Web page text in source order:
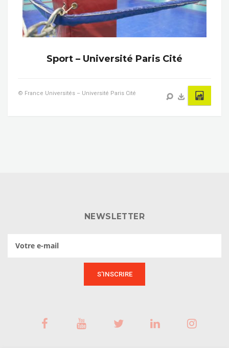
Sport – Université Paris Cité
© France Universités – Université Paris Cité
NEWSLETTER